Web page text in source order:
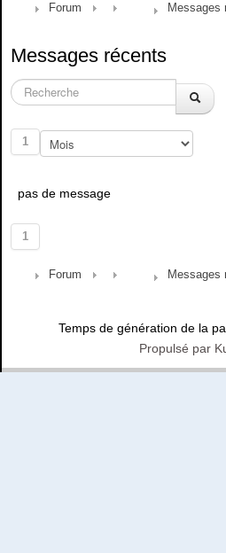
Forum Messages
Messages récents
1
pas de message
1
Forum Messages
Temps de génération de la
Propulsé par